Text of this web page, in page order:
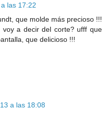
las 17:22
que molde más precioso !!!
a decir del corte? ufff que
que delicioso !!!
a las 18:08